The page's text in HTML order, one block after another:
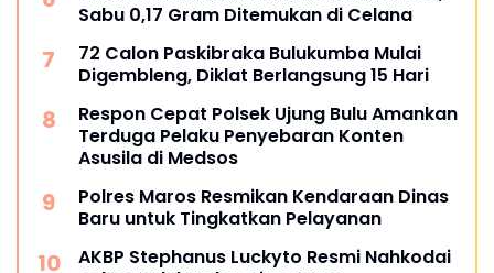
Sabu 0,17 Gram Ditemukan di Celana
72 Calon Paskibraka Bulukumba Mulai
Digembleng, Diklat Berlangsung 15 Hari
Respon Cepat Polsek Ujung Bulu Amankan
Terduga Pelaku Penyebaran Konten
Asusila di Medsos
Polres Maros Resmikan Kendaraan Dinas
Baru untuk Tingkatkan Pelayanan
AKBP Stephanus Luckyto Resmi Nahkodai